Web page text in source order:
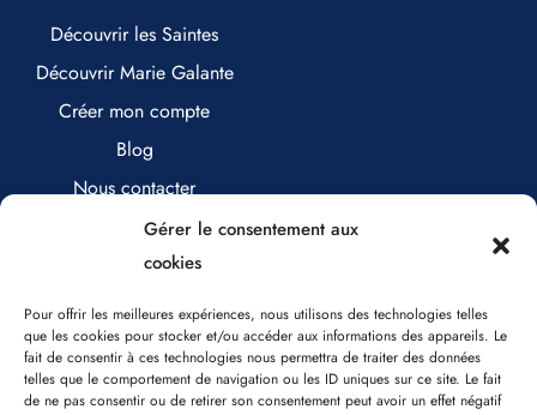
Gérer le consentement aux
cookies
Pour offrir les meilleures expériences, nous utilisons des technologies telles
que les cookies pour stocker et/ou accéder aux informations des appareils. Le
fait de consentir à ces technologies nous permettra de traiter des données
telles que le comportement de navigation ou les ID uniques sur ce site. Le fait
de ne pas consentir ou de retirer son consentement peut avoir un effet négatif
Découvrir les Saintes
Découvrir Marie Galante
Créer mon compte
Blog
Nous contacter
0890 17 25 71 (0,80€/minute)
contact@labilletteriesaintoise.com